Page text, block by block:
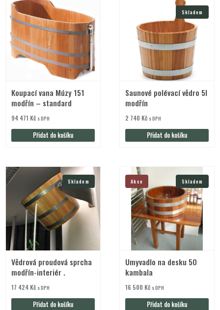
Koupací vana Múzy 151
modřín – standard
94 471 Kč s DPH
Přidat do košíku
Skladem
Saunové polévací vědro 5l
modřín
2 740 Kč s DPH
Přidat do košíku
Skladem
Vědrová proudová sprcha
modřín-interiér .
17 424 Kč s DPH
Přidat do košíku
Akce Skladem
Umyvadlo na desku 50
kambala
16 500 Kč s DPH
Přidat do košíku